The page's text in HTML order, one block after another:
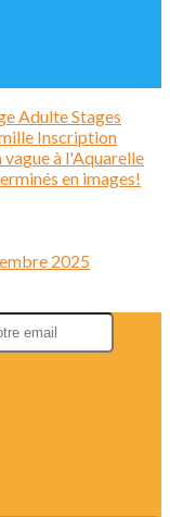
AdulteStages
Inscription
vague à l'Aquarelle
en images!
2025